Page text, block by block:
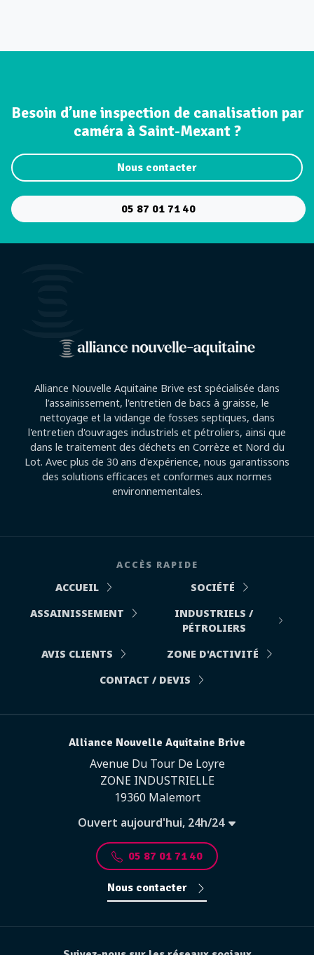
Besoin d’une inspection de canalisation par
caméra à Saint-Mexant ?
Nous contacter
05 87 01 71 40
Alliance Nouvelle Aquitaine Brive est spécialisée dans
l’assainissement, l'entretien de bacs à graisse, le
nettoyage et la vidange de fosses septiques, dans
l'entretien d'ouvrages industriels et pétroliers, ainsi que
dans le traitement des déchets en Corrèze et Nord du
Lot. Avec plus de 30 ans d'expérience, nous garantissons
des solutions efficaces et conformes aux normes
environnementales.
ACCÈS RAPIDE
ACCUEIL
SOCIÉTÉ
ASSAINISSEMENT
INDUSTRIELS /
PÉTROLIERS
AVIS CLIENTS
ZONE D'ACTIVITÉ
CONTACT / DEVIS
Alliance Nouvelle Aquitaine Brive
Avenue Du Tour De Loyre
ZONE INDUSTRIELLE
19360 Malemort
Ouvert aujourd'hui, 24h/24
05 87 01 71 40
Nous contacter